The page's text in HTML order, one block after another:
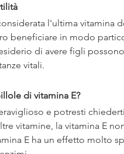
l'ultima vitamina
beneficiare in modo
di avere figli
vitali.
di vitamina E?
e potresti
vitamine, la vitamina E
E ha un effetto molto